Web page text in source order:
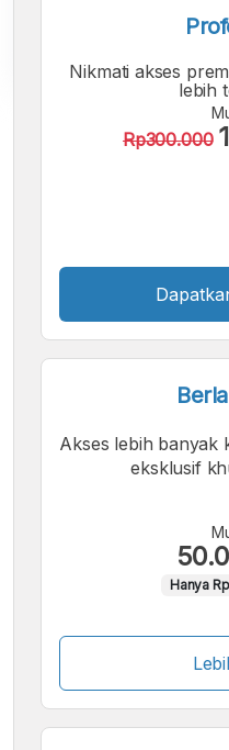
Font
Nikmati akses
lebih
Rp300.000
Akses lebih banyak
eksklusif
Hanya